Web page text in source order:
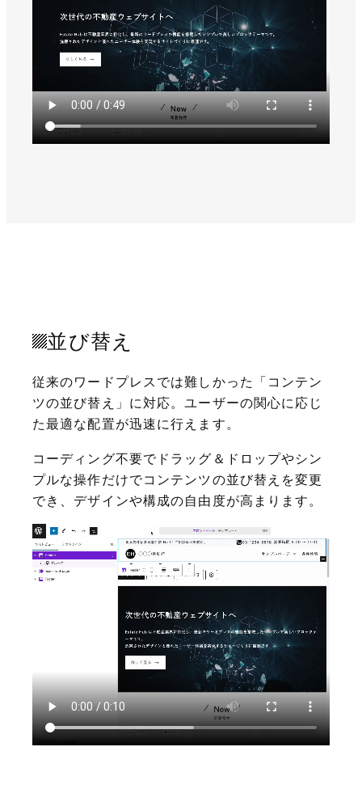
並び替え
従来のワードプレスでは難しかった「コンテン
ツの並び替え」に対応。ユーザーの関心に応じ
た最適な配置が迅速に行えます。
コーディング不要でドラッグ＆ドロップやシン
プルな操作だけでコンテンツの並び替えを変更
でき、デザインや構成の自由度が高まります。